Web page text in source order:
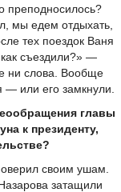
преподносилось?
мы едем отдыхать,
тех поездок Ваня
съездили?» —
ни слова. Вообще
— или его замкнули.
главы
к президенту,
своим ушам.
затащили